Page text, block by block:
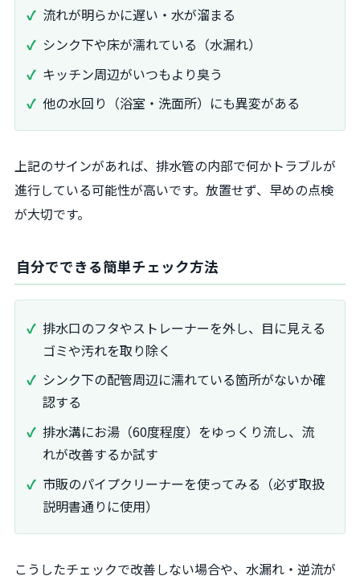
流れが明らかに遅い・水が溜まる
シンク下や床が濡れている（水漏れ）
キッチン周辺がいつもより臭う
他の水回り（浴室・洗面所）にも異変がある
上記のサインがあれば、排水管の内部で何かトラブルが
進行している可能性が高いです。放置せず、早めの点検
が大切です。
自分でできる簡単チェック方法
排水口のフタやストレーナーを外し、目に見える
ゴミや汚れを取り除く
シンク下の配管周辺に濡れている箇所がないか確
認する
排水溝にお湯（60度程度）をゆっくり流し、流
れが改善するか試す
市販のパイプクリーナーを使ってみる（必ず取扱
説明書通りに使用）
こうしたチェックで改善しない場合や、水漏れ・逆流が